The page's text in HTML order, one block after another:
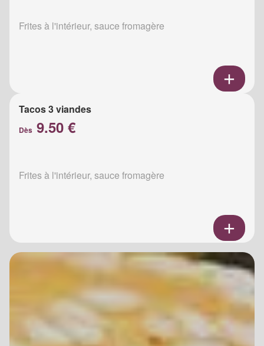
Frites à l'intérieur, sauce fromagère
Tacos 3 viandes
Dès 9.50 €
Frites à l'intérieur, sauce fromagère